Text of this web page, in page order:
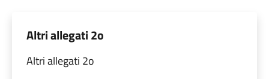
Altri allegati 2o
Altri allegati 2o